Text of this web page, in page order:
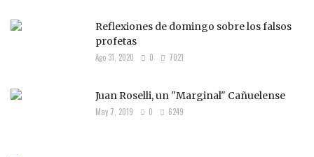
Reflexiones de domingo sobre los falsos
profetas
Ago 31, 2020 0 7021
Juan Roselli, un "Marginal" Cañuelense
May 7, 2019 0 6249